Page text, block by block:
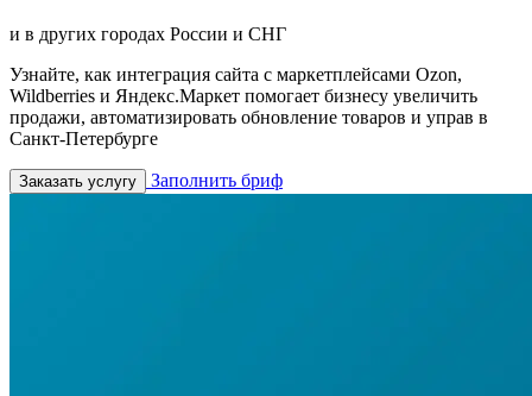
и в других городах России и СНГ
Узнайте, как интеграция сайта с маркетплейсами Ozon,
Wildberries и Яндекс.Маркет помогает бизнесу увеличить
продажи, автоматизировать обновление товаров и управ в
Санкт-Петербурге
Заказать услугу Заполнить бриф